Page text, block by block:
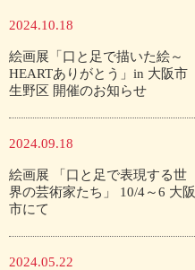
2024.10.18
絵画展「口と足で描いた絵～
HEARTありがとう」in 大阪市
生野区 開催のお知らせ
2024.09.18
絵画展 「口と足で表現する世
界の芸術家たち」 10/4～6 大阪
市にて
2024.05.22